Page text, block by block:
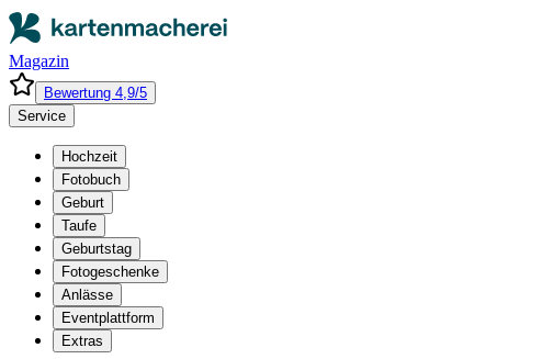
Magazin
Bewertung 4,9/5
Service
Hochzeit
Fotobuch
Geburt
Taufe
Geburtstag
Fotogeschenke
Anlässe
Eventplattform
Extras